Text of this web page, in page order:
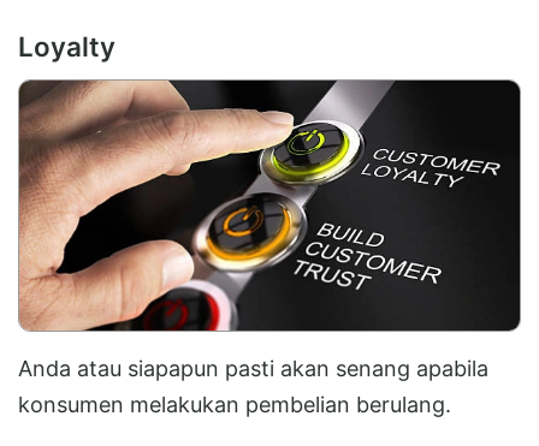
Loyalty
Anda atau siapapun pasti akan senang apabila
konsumen melakukan pembelian berulang.